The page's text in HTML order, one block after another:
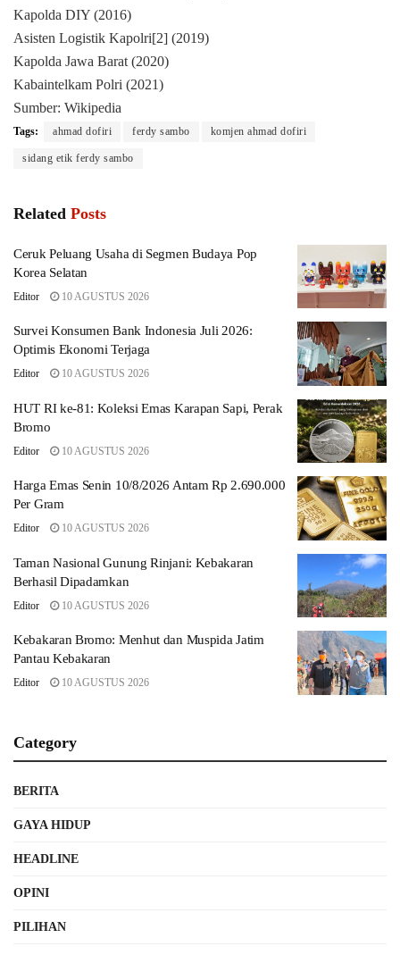
Kapolda DIY (2016)
Asisten Logistik Kapolri[2] (2019)
Kapolda Jawa Barat (2020)
Kabaintelkam Polri (2021)
Sumber: Wikipedia
Tags: ahmad dofiri ferdy sambo komjen ahmad dofiri
sidang etik ferdy sambo
Related Posts
Ceruk Peluang Usaha di Segmen Budaya Pop
Korea Selatan
Editor 10 AGUSTUS 2026
Survei Konsumen Bank Indonesia Juli 2026:
Optimis Ekonomi Terjaga
Editor 10 AGUSTUS 2026
HUT RI ke-81: Koleksi Emas Karapan Sapi, Perak
Bromo
Editor 10 AGUSTUS 2026
Harga Emas Senin 10/8/2026 Antam Rp 2.690.000
Per Gram
Editor 10 AGUSTUS 2026
Taman Nasional Gunung Rinjani: Kebakaran
Berhasil Dipadamkan
Editor 10 AGUSTUS 2026
Kebakaran Bromo: Menhut dan Muspida Jatim
Pantau Kebakaran
Editor 10 AGUSTUS 2026
Category
BERITA
GAYA HIDUP
HEADLINE
OPINI
PILIHAN